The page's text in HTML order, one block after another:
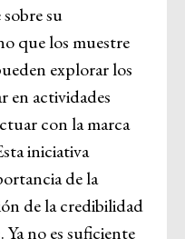
su
que los muestre
explorar los
actividades
con la marca
iniciativa
de la
de la credibilidad
Ya no es suficiente